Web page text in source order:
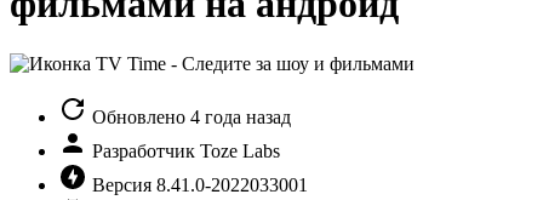
Обновлено 4 года назад
Разработчик Toze Labs
Версия 8.41.0-2022033001